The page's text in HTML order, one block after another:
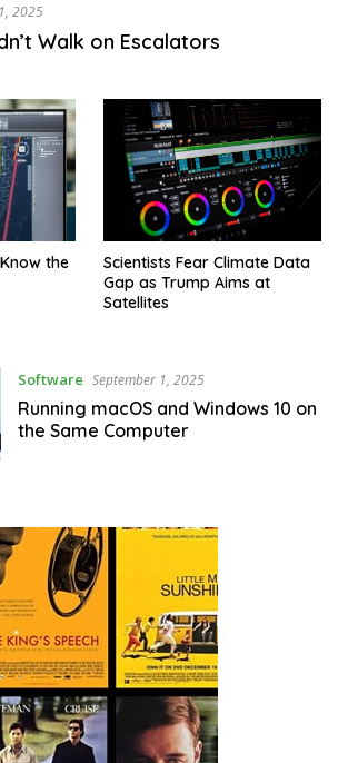
2025
Walk on Escalators
the
Scientists Fear Climate Data
Gap as Trump Aims at
Satellites
Software September 1, 2025
Running macOS and Windows 10 on
the Same Computer